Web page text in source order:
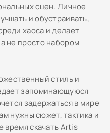
сцен. Личное
и обустраивать,
хаоса и делает
не просто набором
стиль и
запоминающуюся
задержаться в мире
нужны сюжет, тактика и
время скачать Artis